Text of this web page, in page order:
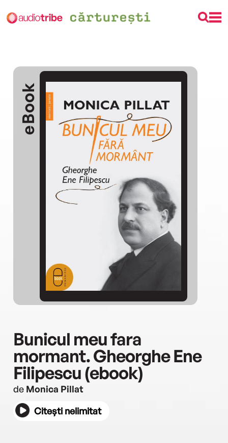
eBook
Bunicul meu fara
mormant. Gheorghe Ene
Filipescu (ebook)
de Monica Pillat
Citești nelimitat